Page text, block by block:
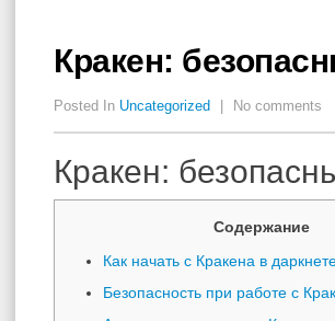
Кракен:
Posted In Uncategorized No comments
Кракен:
Содержание
Как начать с Кракена в
Безопасность при работе с